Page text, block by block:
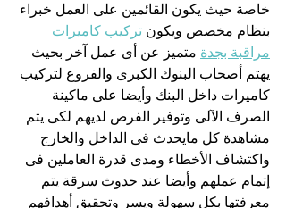
خاصة حيث يكون القائمين على العمل خبراء
بنظام مخصص ويكون تركيب كاميرات
مراقبة بجدة متميز عن أى عمل آخر بحيث
يهتم أصحاب البنوك الكبرى والفروع لتركيب
كاميرات داخل البنك وأيضا على ماكينة
الصرف الآلى وتوفير الفرص لديهم لكى يتم
مشاهدة كل مايحدث فى الداخل والخارج
واكتشاف الأخطاء ومدى قدرة العاملين فى
إتمام عملهم وأيضا عند حدوث سرقة يتم
معرفتها بكل سهولة ويسر وتحقيق أهدافهم